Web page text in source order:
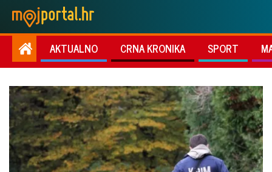
AKTUALNO CRNA KRONIKA SPORT